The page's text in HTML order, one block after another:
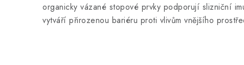
organicky vázané stopové prvky podporují slizniční
vytváří přirozenou bariéru proti vlivům vnějšího